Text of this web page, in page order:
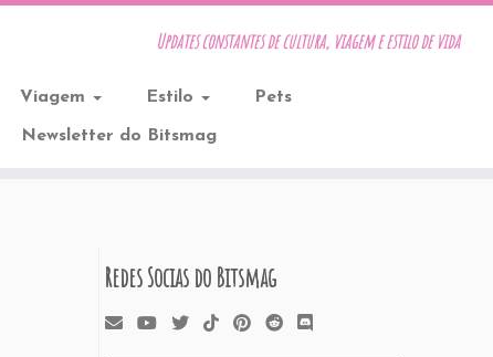
Updates constantes de cultura, viagem e estilo de vida
Viagem Estilo Pets
Newsletter do Bitsmag
Redes Socias do Bitsmag